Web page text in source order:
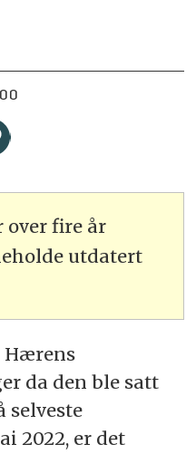
over fire år
utdatert
Hærens
da den ble satt
selveste
2022, er det